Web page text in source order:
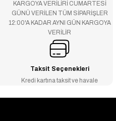
KARGOYA VERİLİRİ CUMARTESİ
GÜNÜ VERİLEN TÜM SİPARİŞLER
12:00'A KADAR AYNI GÜN KARGOYA
VERİLİR
Taksit Seçenekleri
Kredi kartına taksit ve havale